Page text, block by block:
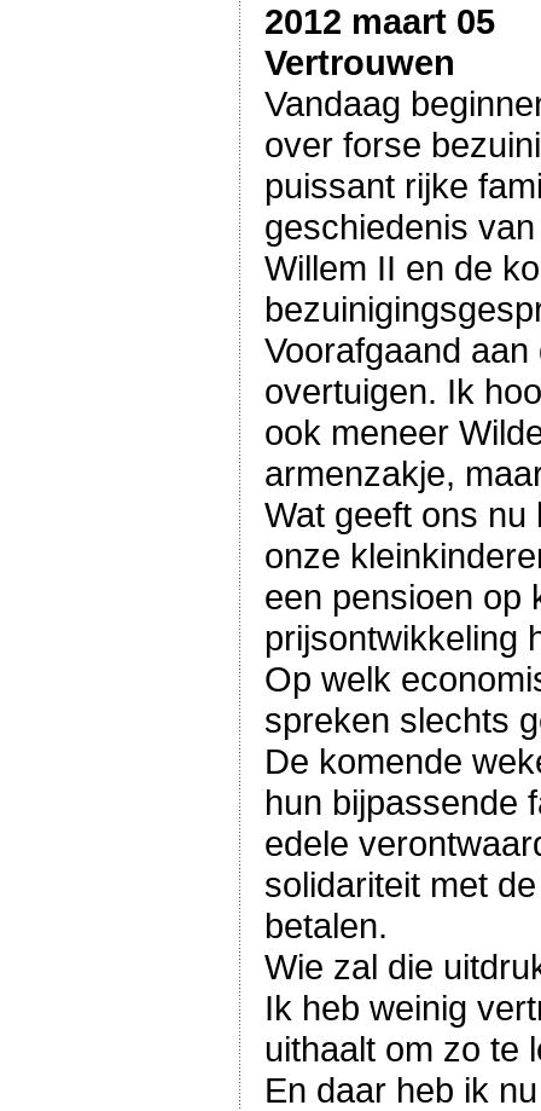
2012 maart 05
Vertrouwen
Vandaag
over forse
puissant rijke
geschiedenis
Willem II en de
Voorafgaand
overtuigen. Ik
ook meneer
armenzakje,
Wat geeft ons nu
onze
een pensioen op
prijsontwikkeling
Op welk
spreken slechts
De komende
hun bijpassende
edele
solidariteit met
betalen.
Wie zal die
Ik heb weinig
uithaalt om zo te
En daar heb ik